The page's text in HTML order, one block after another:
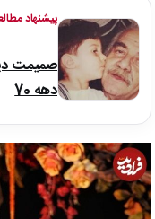
پیشنهاد
صمیمت
دهه 70